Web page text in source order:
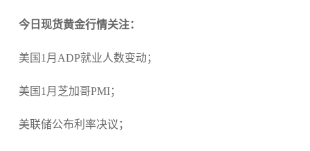
今日现货黄金行情关注：
美国1月ADP就业人数变动；
美国1月芝加哥PMI；
美联储公布利率决议；